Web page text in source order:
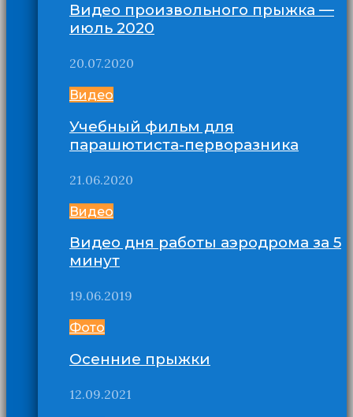
Видео произвольного прыжка —
июль 2020
20.07.2020
Видео
Учебный фильм для
парашютиста-перворазника
21.06.2020
Видео
Видео дня работы аэродрома за 5
минут
19.06.2019
Фото
Осенние прыжки
12.09.2021